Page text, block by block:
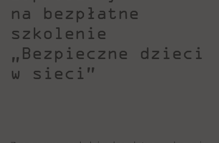
na bezpłatne
szkolenie
„Bezpieczne dzieci
w sieci”